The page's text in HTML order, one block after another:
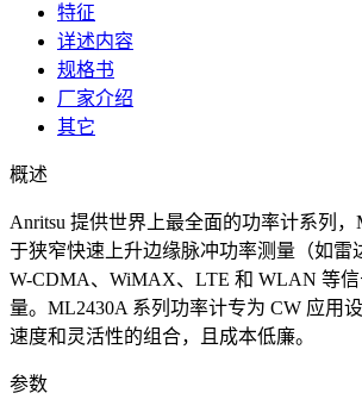
特征
详述内容
规格书
厂家介绍
其它
概述
Anritsu 提供世界上最全面的功率计系列，
于狭窄快速上升边缘脉冲功率测量（如雷
W-CDMA、WiMAX、LTE 和 WLAN 等信
量。ML2430A 系列功率计专为 CW 应用
速度和灵活性的组合，且成本低廉。
参数